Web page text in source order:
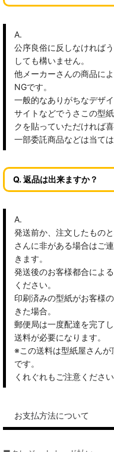
A.
公序良俗に反しなければ
しても構いません。
他メーカーさんの商品に
NGです。
一般的なありがちなデザ
サイトなどでうさこの型
クを貼っていただければ喜
一部委託商品などは当て
Q. 返品は出来ますか？
A.
発送前か、注文したもの
さんに非がある場合はご
きます。
発送後のお客様都合によ
ください。
印刷済みの型紙がお客様
きた場合。
郵便局は一度配達を完了
送料が必要になります。
※この送料は型紙屋さん
です。
くれぐれもご注意ください
お支払方法について